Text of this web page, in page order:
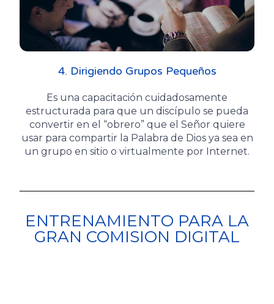
4. Dirigiendo Grupos Pequeños
Es una capacitación cuidadosamente
estructurada para que un discípulo se pueda
convertir en el “obrero” que el Señor quiere
usar para compartir la Palabra de Dios ya sea en
un grupo en sitio o virtualmente por Internet.
ENTRENAMIENTO PARA LA
GRAN COMISION DIGITAL